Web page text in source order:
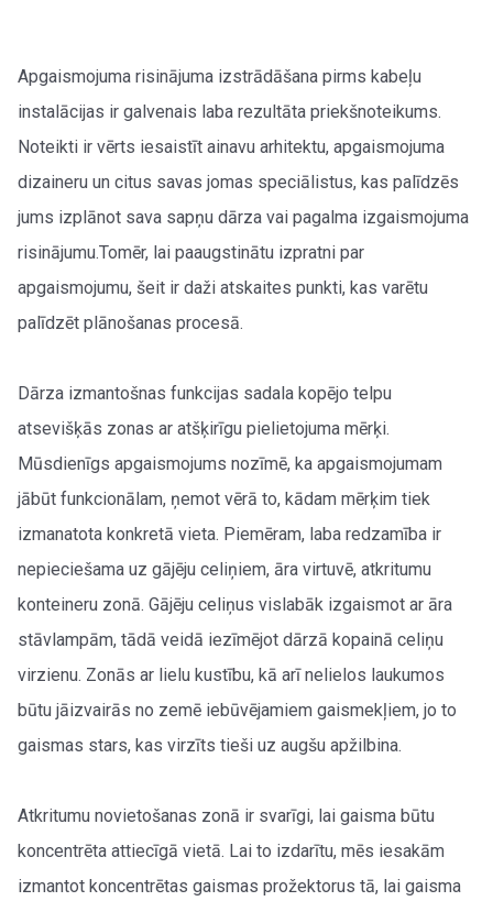
Apgaismojuma risinājuma izstrādāšana pirms kabeļu
instalācijas ir galvenais laba rezultāta priekšnoteikums.
Noteikti ir vērts iesaistīt ainavu arhitektu, apgaismojuma
dizaineru un citus savas jomas speciālistus, kas palīdzēs
jums izplānot sava sapņu dārza vai pagalma izgaismojuma
risinājumu.Tomēr, lai paaugstinātu izpratni par
apgaismojumu, šeit ir daži atskaites punkti, kas varētu
palīdzēt plānošanas procesā.
Dārza izmantošnas funkcijas sadala kopējo telpu
atsevišķās zonas ar atšķirīgu pielietojuma mērķi.
Mūsdienīgs apgaismojums nozīmē, ka apgaismojumam
jābūt funkcionālam, ņemot vērā to, kādam mērķim tiek
izmanatota konkretā vieta. Piemēram, laba redzamība ir
nepieciešama uz gājēju celiņiem, āra virtuvē, atkritumu
konteineru zonā. Gājēju celiņus vislabāk izgaismot ar āra
stāvlampām, tādā veidā iezīmējot dārzā kopainā celiņu
virzienu. Zonās ar lielu kustību, kā arī nelielos laukumos
būtu jāizvairās no zemē iebūvējamiem gaismekļiem, jo to
gaismas stars, kas virzīts tieši uz augšu apžilbina.
Atkritumu novietošanas zonā ir svarīgi, lai gaisma būtu
koncentrēta attiecīgā vietā. Lai to izdarītu, mēs iesakām
izmantot koncentrētas gaismas prožektorus tā, lai gaisma